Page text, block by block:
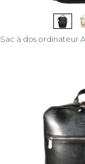
Sac à dos ordinateur